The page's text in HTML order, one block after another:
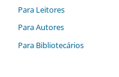
Para Leitores
Para Autores
Para Bibliotecários